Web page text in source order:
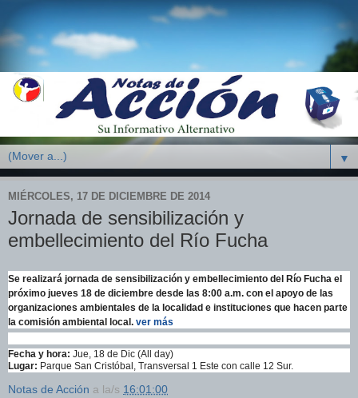
▼
MIÉRCOLES, 17 DE DICIEMBRE DE 2014
Jornada de sensibilización y
embellecimiento del Río Fucha
Se realizará jornada de sensibilización y embellecimiento del Río Fucha el
próximo jueves 18 de diciembre desde las 8:00 a.m. con el apoyo de las
organizaciones ambientales de la localidad e instituciones que hacen parte
la comisión ambiental local. ver más
Fecha y hora: Jue, 18 de Dic (All day)
Lugar: Parque San Cristóbal, Transversal 1 Este con calle 12 Sur.
Notas de Acción a la/s 16:01:00